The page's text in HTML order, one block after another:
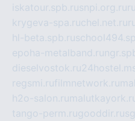
iskatour.spb.rusnpi.org.ru
krygeva-spa.ruchel.net.ru
hl-beta.spb.ru
epoha-metalband.ru
dieselvostok.ru
regsmi.rufilmnetwork.ru
h2o-salon.ru
tango-perm.rugooddir.ru